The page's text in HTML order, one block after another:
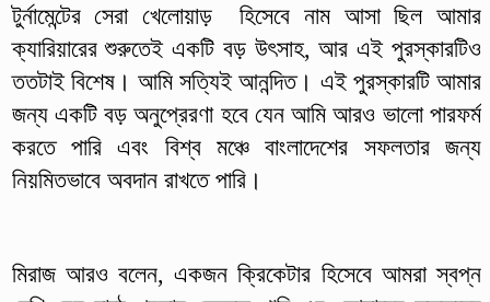
টুর্নামেন্টের সেরা খেলোয়াড় হিসেবে নাম আসা ছিল আমার
ক্যারিয়ারের শুরুতেই একটি বড় উৎসাহ, আর এই পুরস্কারটিও
ততটাই বিশেষ। আমি সত্যিই আনন্দিত। এই পুরস্কারটি আমার
জন্য একটি বড় অনুপ্রেরণা হবে যেন আমি আরও ভালো পারফর্ম
করতে পারি এবং বিশ্ব মঞ্চে বাংলাদেশের সফলতার জন্য
নিয়মিতভাবে অবদান রাখতে পারি।
মিরাজ আরও বলেন, একজন ক্রিকেটার হিসেবে আমরা স্বপ্ন